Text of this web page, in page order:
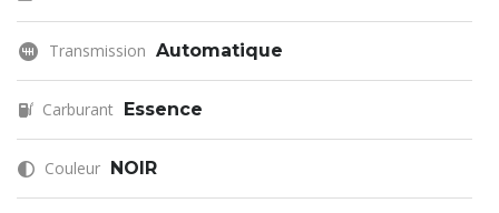
Transmission Automatique
Carburant Essence
Couleur NOIR